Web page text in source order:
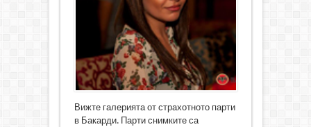
Вижте галерията от страхотното парти
в Бакарди. Парти снимките са